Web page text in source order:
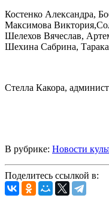
Костенко Александра,
Максимова
Шелехов Вячеслав,
Шехина Сабрина,
Стелла Какора,
В рубрике: Новости
Поделитесь ссылкой в: